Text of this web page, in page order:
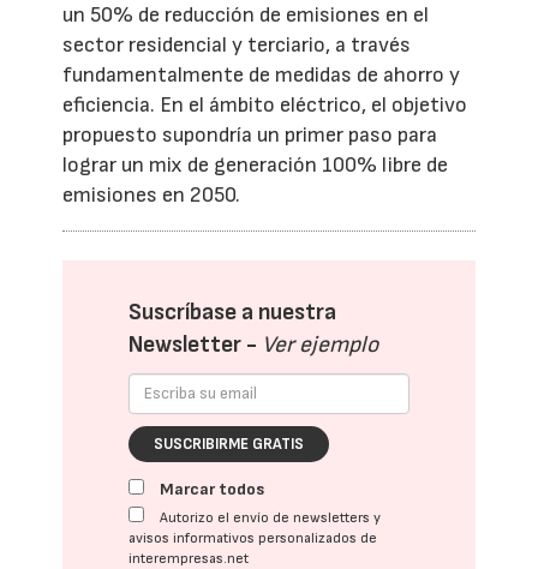
un 50% de reducción de emisiones en el
sector residencial y terciario, a través
fundamentalmente de medidas de ahorro y
eficiencia. En el ámbito eléctrico, el objetivo
propuesto supondría un primer paso para
lograr un mix de generación 100% libre de
emisiones en 2050.
Suscríbase a nuestra
Newsletter - Ver ejemplo
SUSCRIBIRME GRATIS
Marcar todos
Autorizo el envío de newsletters y
avisos informativos personalizados de
interempresas.net